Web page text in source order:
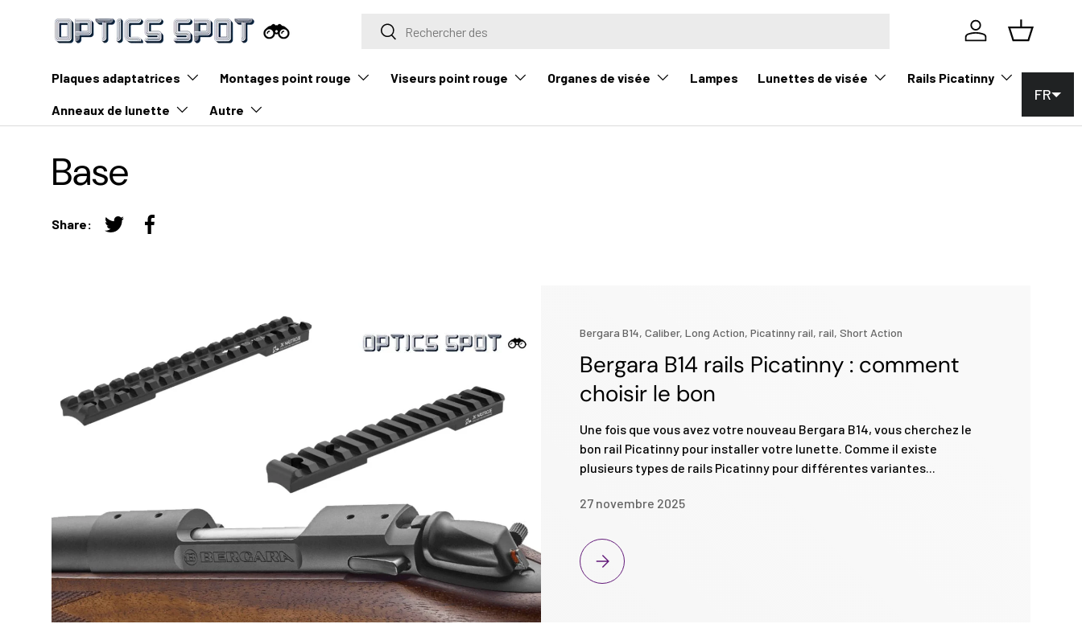
Aller au contenu Rechercher
Rechercher
Se connecter
Panier
Plaques adaptatrices Montages point rouge Viseurs point rouge Organes de visée Lampes Lunettes de visée Rails Picatinny
Anneaux de lunette Autre
Base
Share:
Tweeter sur Twitter
Partager sur Facebook
Bergara B14, Caliber, Long Action, Picatinny rail, rail, Short Action
Bergara B14 rails Picatinny : comment
choisir le bon
Une fois que vous avez votre nouveau Bergara B14, vous cherchez le
bon rail Picatinny pour installer votre lunette. Comme il existe
plusieurs types de rails Picatinny pour différentes variantes...
27 novembre 2025
Bergara B14 rails Picatinny : comment choisir le bon
FR